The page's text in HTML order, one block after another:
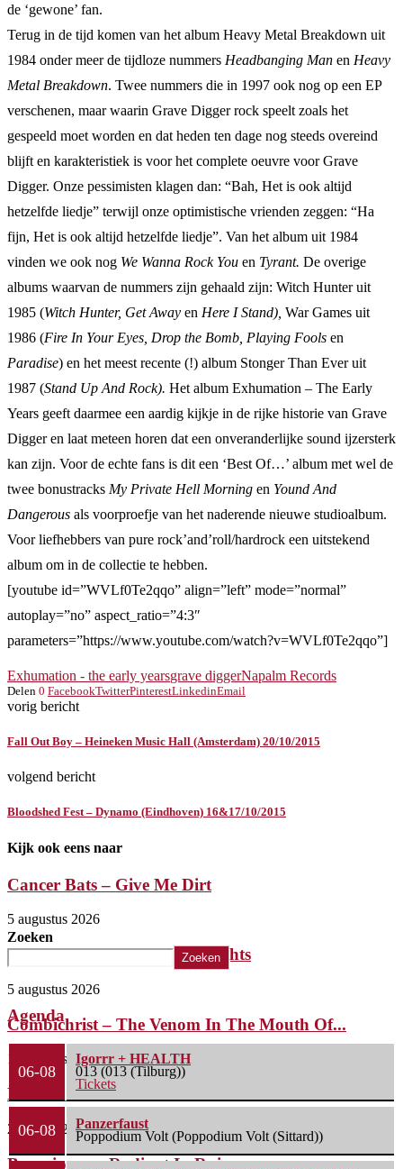
de ‘gewone’ fan.
Terug in de tijd komen van het album Heavy Metal Breakdown uit
1984 onder meer de tijdloze nummers Headbanging Man en Heavy
Metal Breakdown. Twee nummers die in 1997 ook nog op een EP
verschenen, maar waarin Grave Digger rock speelt zoals het
gespeeld moet worden en dat heden ten dage nog steeds overeind
blijft en karakteristiek is voor het complete oeuvre voor Grave
Digger. Onze pessimisten klagen dan: “Bah, Het is ook altijd
hetzelfde liedje” terwijl onze optimistische vrienden zeggen: “Ha
fijn, Het is ook altijd hetzelfde liedje”. Van het album uit 1984
vinden we ook nog We Wanna Rock You en Tyrant. De overige
albums waarvan de nummers zijn gehaald zijn: Witch Hunter uit
1985 (Witch Hunter, Get Away en Here I Stand), War Games uit
1986 (Fire In Your Eyes, Drop the Bomb, Playing Fools en
Paradise) en het meest recente (!) album Stonger Than Ever uit
1987 (Stand Up And Rock). Het album Exhumation – The Early
Years geeft daarmee een aardig kijkje in de rijke historie van Grave
Digger en laat meteen horen dat een onveranderlijke sound ijzersterk
kan zijn. Voor de echte fans is dit een ‘Best Of…’ album met wel de
twee bonustracks My Private Hell Morning en Yound And
Dangerous als voorproefje van het naderende nieuwe studioalbum.
Voor liefhebbers van pure rock’and’roll/hardrock een uitstekend
album om in de collectie te hebben.
[youtube id=”WVLf0Te2qqo” align=”left” mode=”normal”
autoplay=”no” aspect_ratio=”4:3″
parameters=”https://www.youtube.com/watch?v=WVLf0Te2qqo”]
Exhumation - the early yearsgrave diggerNapalm Records
Delen 0 FacebookTwitterPinterestLinkedinEmail
vorig bericht
Fall Out Boy – Heineken Music Hall (Amsterdam) 20/10/2015
volgend bericht
Bloodshed Fest – Dynamo (Eindhoven) 16&17/10/2015
Kijk ook eens naar
Cancer Bats – Give Me Dirt
5 augustus 2026
The Iron Roses – Molotov Nights
5 augustus 2026
Combichrist – The Venom In The Mouth Of...
1 augustus 2026
Lunatic Soul – Transition II
29 juli 2026
Boneripper – Radiant In Ruin
Zoeken
Zoeken
Agenda
06-08
Igorrr + HEALTH
013 (013 (Tilburg))
Tickets
06-08
Panzerfaust
Poppodium Volt (Poppodium Volt (Sittard))